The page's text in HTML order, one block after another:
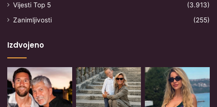
Vijesti Top 5
(3.913)
Zanimljivosti
(255)
Izdvojeno